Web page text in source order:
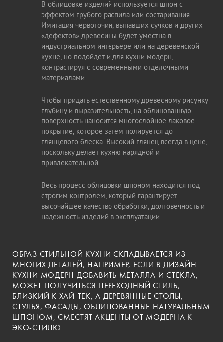
В облицовке изделий используется шпон с
эффектом грубого распила или состаривания.
Имитация червоточин, выпавших сучков и других
«дефектов» древесины будет уместна в
индустриальном интерьере или на деревенской
кухне, но подойдет и для кухни модерн,
контрастируя с современными отделочными
материалами.
Чтобы придать естественному древесному рисунку
глубину и выразительность, на облицованную
поверхность наносится многослойное лаковое
покрытие, которое затем полируется до
глянцевого блеска. Высокий глянец всегда в цене,
поскольку делает кухню нарядной и
привлекательной.
Весь процесс облицовки шпоном находится под
строгим контролем, который гарантирует
высочайшее качество обработки, долговечность и
надежность изделий в эксплуатации.
ОБРАЗ СТИЛЬНОЙ КУХНИ СКЛАДЫВАЕТСЯ ИЗ
МНОГИХ ДЕТАЛЕЙ, НАПРИМЕР, ЕСЛИ В ДИЗАЙН
КУХНИ МОДЕРН ДОБАВИТЬ МЕТАЛЛА И СТЕКЛА,
МОЖЕТ ПОЛУЧИТЬСЯ ПЕРЕХОДНЫЙ СТИЛЬ,
БЛИЗКИЙ К ХАЙ-ТЕК, А ДЕРЕВЯННЫЕ СТОЛЫ,
СТУЛЬЯ, ФАСАДЫ, ОБЛИЦОВАННЫЕ НАТУРАЛЬНЫМ
ШПОНОМ, СМЕСТЯТ АКЦЕНТЫ ОТ МОДЕРНА К
ЭКО-СТИЛЮ.